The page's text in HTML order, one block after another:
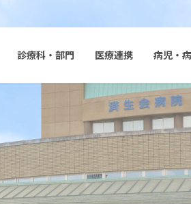
診療科・部門 医療連携 病児・